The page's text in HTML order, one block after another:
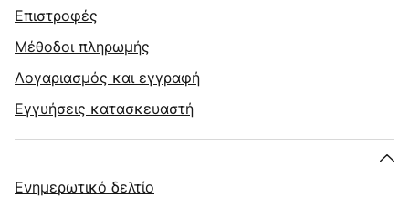
Επιστροφές
Μέθοδοι πληρωμής
Λογαριασμός και εγγραφή
Εγγυήσεις κατασκευαστή
Ενημερωτικό δελτίο